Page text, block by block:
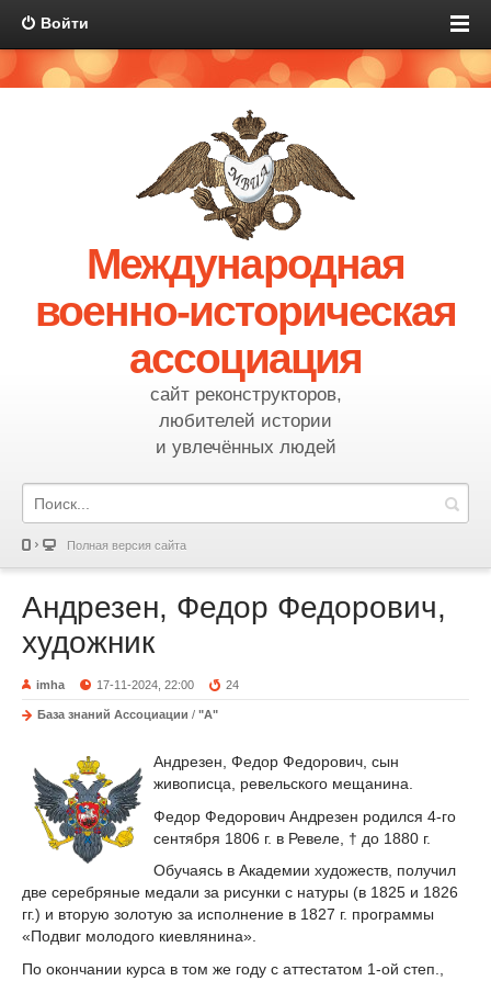
Войти
Международная
военно-историческая
ассоциация
сайт реконструкторов,
любителей истории
и увлечённых людей
Полная версия сайта
Андрезен, Федор Федорович,
художник
imha 17-11-2024, 22:00 24
База знаний Ассоциации / "А"
Андрезен, Федор Федорович, сын
живописца, ревельского мещанина.
Федор Федорович Андрезен родился 4-го
сентября 1806 г. в Ревеле, † до 1880 г.
Обучаясь в Академии художеств, получил
две серебряные медали за рисунки с натуры (в 1825 и 1826
гг.) и вторую золотую за исполнение в 1827 г. программы
«Подвиг молодого киевлянина».
По окончании курса в том же году с аттестатом 1-ой степ.,